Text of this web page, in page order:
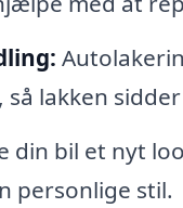
lakken
din bil et nyt
personlige stil.